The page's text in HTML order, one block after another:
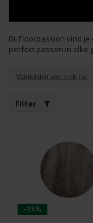
Bij Floorpassion vind
perfect passen in elke
Vloerkleden voor in de hal
Filter
-25%